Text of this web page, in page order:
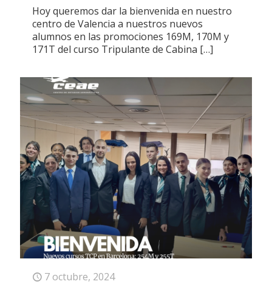
Hoy queremos dar la bienvenida en nuestro
centro de Valencia a nuestros nuevos
alumnos en las promociones 169M, 170M y
171T del curso Tripulante de Cabina […]
7 octubre, 2024